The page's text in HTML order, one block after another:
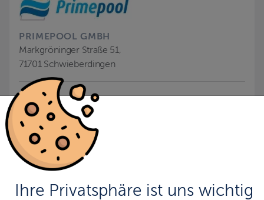
PRIMEPOOL GMBH
Markgröninger Straße 51,
71701 Schwieberdingen
:
info@primepool.de
+49-(0)7150-9269410
:
www.primepool.de
Ihre Privatsphäre ist uns wichtig